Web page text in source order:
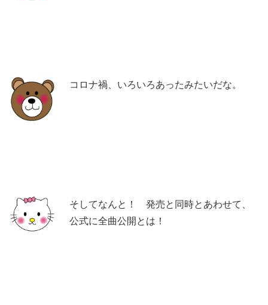
コロナ禍、いろいろあったみたいだな。
そしてなんと！ 発売と同時とあわせて、
公式に全曲公開とは！